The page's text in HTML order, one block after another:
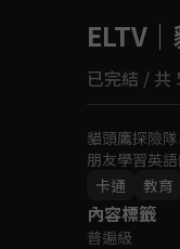
ELTV
已完結 / 共
貓頭鷹探險
朋友學習英語
卡通
教育
內容標籤
普遍級